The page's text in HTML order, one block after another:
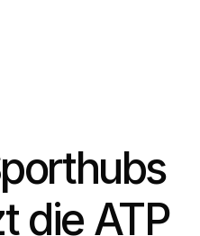
die ATP